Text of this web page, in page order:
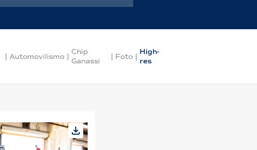
Automovilismo
Chip
Ganassi
Foto
High-
res